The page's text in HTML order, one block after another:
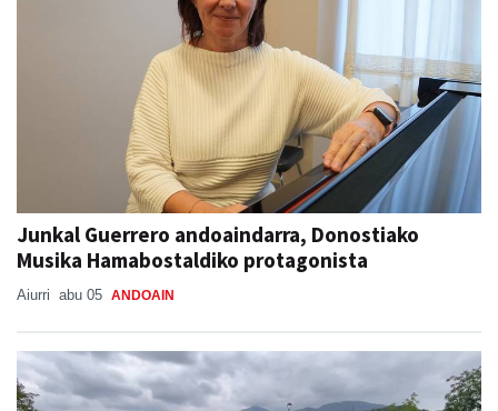
Junkal Guerrero andoaindarra, Donostiako
Musika Hamabostaldiko protagonista
Aiurri abu 05 ANDOAIN